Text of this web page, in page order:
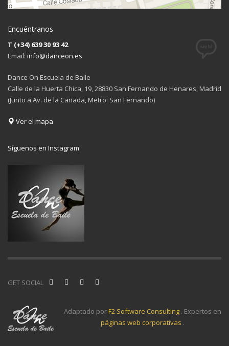
Encuéntranos
T (+34) 639 30 93 42
Email: info@danceon.es
Dance On Escuela de Baile
Calle de la Huerta Chica, 19, 28830 San Fernando de Henares, Madrid
(Junto a Av. de la Cañada, Metro: San Fernando)
Ver el mapa
Síguenos en Instagram
GET SOCIAL
Adaptado porF2 Software Consulting . Expertos en
páginas web corporativas .